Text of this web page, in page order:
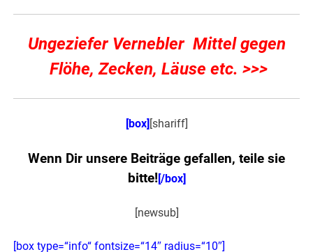
Ungeziefer Vernebler Mittel gegen
Flöhe, Zecken, Läuse etc. >>>
[box] [shariff]
Wenn Dir unsere Beiträge gefallen, teile sie
bitte! [/box]
[newsub]
[box type=“info“ fontsize=“14″ radius=“10″]